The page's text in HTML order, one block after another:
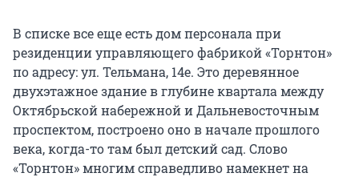
В списке все еще есть дом персонала при
резиденции управляющего фабрикой «Торнтон»
по адресу: ул. Тельмана, 14е. Это деревянное
двухэтажное здание в глубине квартала между
Октябрьской набережной и Дальневосточным
проспектом, построено оно в начале прошлого
века, когда-то там был детский сад. Слово
«Торнтон» многим справедливо намекнет на